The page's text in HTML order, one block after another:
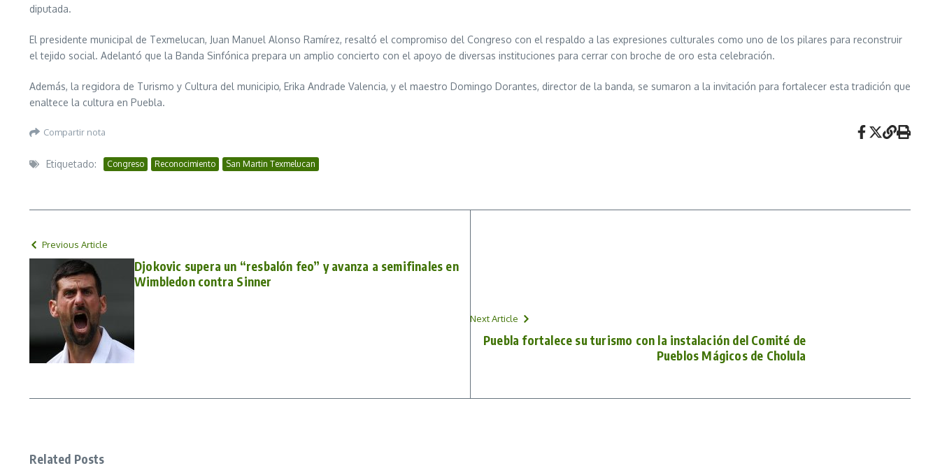
diputada.
El presidente municipal de Texmelucan, Juan Manuel Alonso Ramírez, resaltó el compromiso del Congreso con el respaldo a las expresiones culturales como uno de los pilares para reconstruir
el tejido social. Adelantó que la Banda Sinfónica prepara un amplio concierto con el apoyo de diversas instituciones para cerrar con broche de oro esta celebración.
Además, la regidora de Turismo y Cultura del municipio, Erika Andrade Valencia, y el maestro Domingo Dorantes, director de la banda, se sumaron a la invitación para fortalecer esta tradición que
enaltece la cultura en Puebla.
Compartir nota
Etiquetado: Congreso Reconocimiento San Martin Texmelucan
Previous Article
Djokovic supera un “resbalón feo” y avanza a semifinales en
Wimbledon contra Sinner
Next Article
Puebla fortalece su turismo con la instalación del Comité de
Pueblos Mágicos de Cholula
Related Posts